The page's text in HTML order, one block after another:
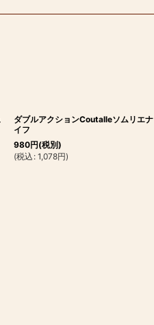
ダブルアクションCoutalleソムリエナ
イフ
980円(税別)
(税込 : 1,078円)